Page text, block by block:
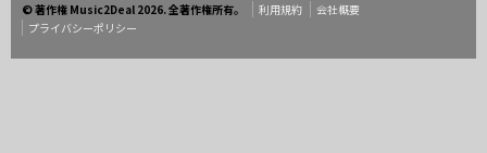
© 著作権 Music2Deal 2026. 全著作権所有。 利用規約
会社概要
プライバシーポリシー